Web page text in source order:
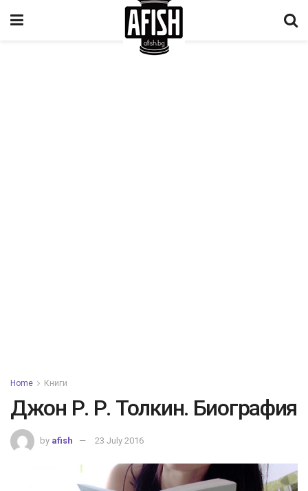
Home Книги
Джон Р. Р. Толкин. Биография
by afish 23 July 2016